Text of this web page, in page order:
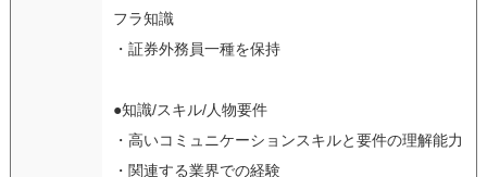
フラ知識
・証券外務員一種を保持
●知識/スキル/人物要件
・高いコミュニケーションスキルと要件の理解能力
・関連する業界での経験